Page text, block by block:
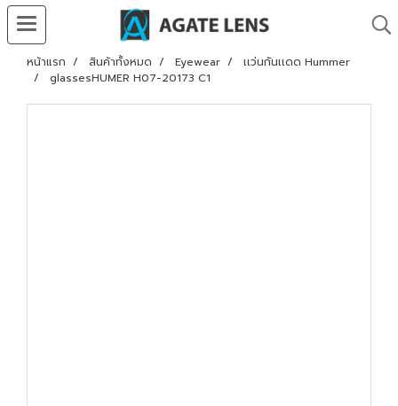
หน้าแรก สินค้าทั้งหมด Eyewear
เเว่นกันเเดด Hummer
glassesHUMER H07-20173 C1